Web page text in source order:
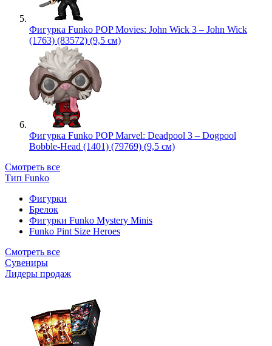
Фигурка Funko POP Movies: John Wick 3 – John Wick
(1763) (83572) (9,5 см)
Фигурка Funko POP Marvel: Deadpool 3 – Dogpool
Bobble-Head (1401) (79769) (9,5 см)
Смотреть все
Тип Funko
Фигурки
Брелок
Фигурки Funko Mystery Minis
Funko Pint Size Heroes
Смотреть все
Сувениры
Лидеры продаж